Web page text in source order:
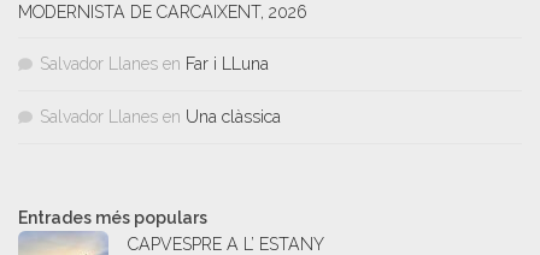
MODERNISTA DE CARCAIXENT, 2026
Salvador Llanes en Far i LLuna
Salvador Llanes en Una clàssica
Entrades més populars
CAPVESPRE A L’ ESTANY